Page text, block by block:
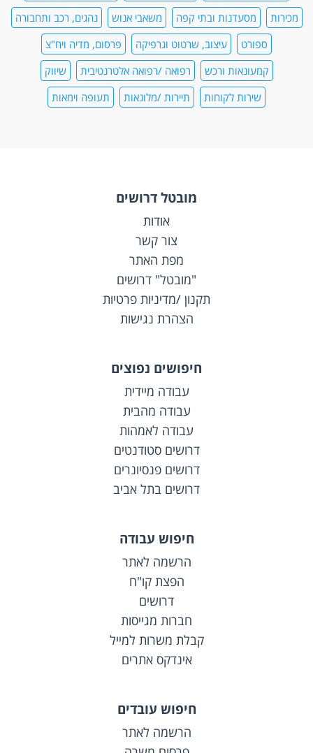
מכירות
מסעדנות ובתי קפה משאבי אנוש
נהגים, רכב ותחבורה
ספורט
עיצוב, שרטוט וגרפיקה
פרסום, מדיה ויח"צ
קמעונאות ורכש
רפואה /רפואה אלטרנטיבית
שיווק
שירות לקוחות
תיירות /מלונאות תעופה וימאות
מובטל דרושים
אודות
צור קשר
מפת האתר
"מובטל" דרושים
תקנון /מדיניות פרטיות
הצהרת נגישות
חיפושים נפוצים
עבודה מיידית
עבודה מהבית
עבודה לאמהות
דרושים סטודנטים
דרושים פנסיונרים
דרושים בתל אביב
חיפוש עבודה
הרשמה לאתר
הפצת קו"ח
דרושים
חברות מגייסות
קבלת משרות למייל
אינדקס אתרים
חיפוש עובדים
הרשמה לאתר